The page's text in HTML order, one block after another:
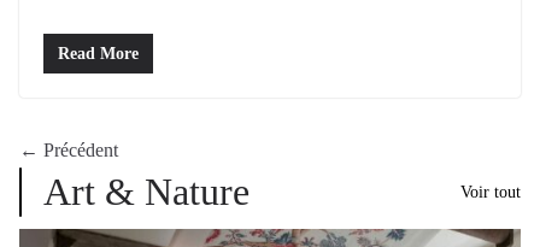
Read More
← Précédent
Art & Nature Voir tout